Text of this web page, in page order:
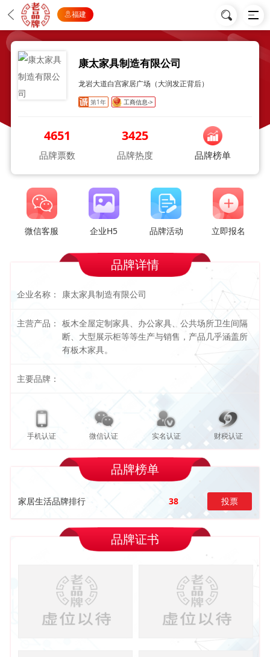
福建
康太家具制造有限公司
龙岩大道白宫家居广场（大润发正背后）
第1年 工商信息->
4651
品牌票数
3425
品牌热度 品牌榜单
微信客服 企业H5 品牌活动 立即报名
品牌详情
企业名称： 康太家具制造有限公司
主营产品： 板木全屋定制家具、办公家具、公共场所卫生间隔
断、大型展示柜等等生产与销售，产品几乎涵盖所
有板木家具。
主要品牌：
手机认证 微信认证 实名认证 财税认证
品牌榜单
家居生活品牌排行 38 投票
品牌证书